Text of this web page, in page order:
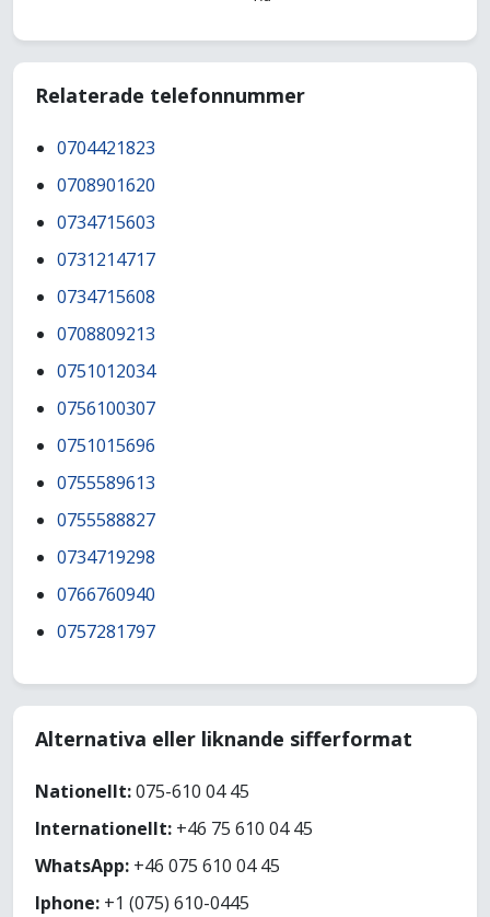
Relaterade telefonnummer
0704421823
0708901620
0734715603
0731214717
0734715608
0708809213
0751012034
0756100307
0751015696
0755589613
0755588827
0734719298
0766760940
0757281797
Alternativa eller liknande sifferformat
Nationellt:075-610 04 45
Internationellt: +46 75 610 04 45
WhatsApp: +46 075 610 04 45
Iphone: +1 (075) 610-0445